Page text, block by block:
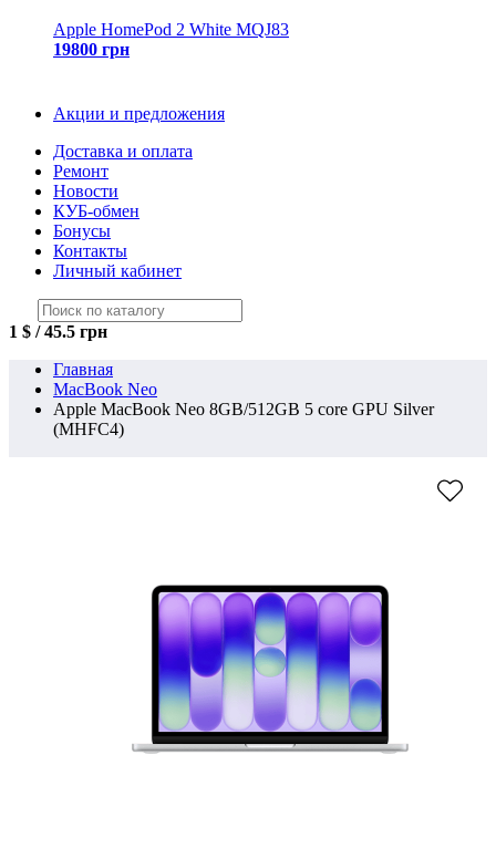
Apple HomePod 2 White MQJ83
19800 грн
Акции и предложения
Доставка и оплата
Ремонт
Новости
КУБ-обмен
Бонусы
Контакты
Личный кабинет
1 $ / 45.5 грн
Главная
MacBook Neo
Apple MacBook Neo 8GB/512GB 5 core GPU Silver
(MHFC4)